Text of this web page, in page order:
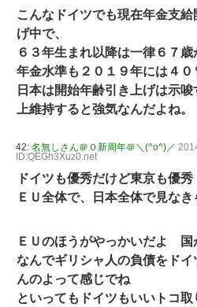
こんなドイツでも現在年金支
げ中で、
６３年生まれ以降は一律６７歳
年金水準も２０１９年には４０
日本は開始年齢引き上げは示
上維持すると強気なんだよね。
42: 名無しさん＠０新周年＠＼(^o^)／
ID:QEGh3Xuz0.net
ドイツも優秀だけど東京も優秀
ＥＵ全体で、日本全体で見なき
ＥＵのほうがやっかいだよ 国
なんでギリシャ人の負債をド
んのよって感じでね
といってもドイツもいいトコ